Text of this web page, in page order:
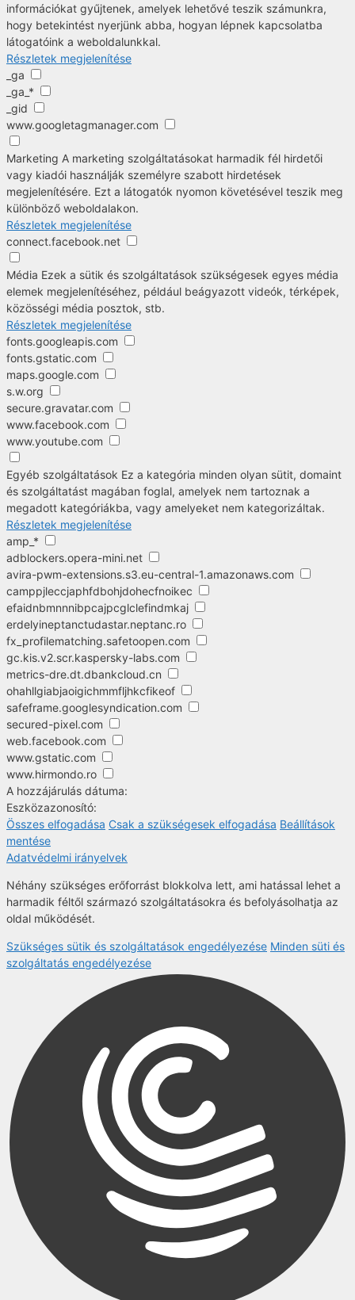
információkat gyűjtenek, amelyek lehetővé teszik számunkra,
hogy betekintést nyerjünk abba, hogyan lépnek kapcsolatba
látogatóink a weboldalunkkal.
Részletek megjelenítése
_ga
_ga_*
_gid
www.googletagmanager.com
Marketing A marketing szolgáltatásokat harmadik fél hirdetői
vagy kiadói használják személyre szabott hirdetések
megjelenítésére. Ezt a látogatók nyomon követésével teszik meg
különböző weboldalakon.
Részletek megjelenítése
connect.facebook.net
Média Ezek a sütik és szolgáltatások szükségesek egyes média
elemek megjelenítéséhez, például beágyazott videók, térképek,
közösségi média posztok, stb.
Részletek megjelenítése
fonts.googleapis.com
fonts.gstatic.com
maps.google.com
s.w.org
secure.gravatar.com
www.facebook.com
www.youtube.com
Egyéb szolgáltatások Ez a kategória minden olyan sütit, domaint
és szolgáltatást magában foglal, amelyek nem tartoznak a
megadott kategóriákba, vagy amelyeket nem kategorizáltak.
Részletek megjelenítése
amp_*
adblockers.opera-mini.net
avira-pwm-extensions.s3.eu-central-1.amazonaws.com
camppjleccjaphfdbohjdohecfnoikec
efaidnbmnnnibpcajpcglclefindmkaj
erdelyineptanctudastar.neptanc.ro
fx_profilematching.safetoopen.com
gc.kis.v2.scr.kaspersky-labs.com
metrics-dre.dt.dbankcloud.cn
ohahllgiabjaoigichmmfljhkcfikeof
safeframe.googlesyndication.com
secured-pixel.com
web.facebook.com
www.gstatic.com
www.hirmondo.ro
A hozzájárulás dátuma:
Eszközazonosító:
Összes elfogadása Csak a szükségesek elfogadása Beállítások
mentése
Adatvédelmi irányelvek
Néhány szükséges erőforrást blokkolva lett, ami hatással lehet a
harmadik féltől származó szolgáltatásokra és befolyásolhatja az
oldal működését.
Szükséges sütik és szolgáltatások engedélyezése Minden süti és
szolgáltatás engedélyezése